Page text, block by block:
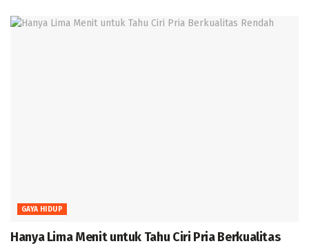
GAYA HIDUP
Hanya Lima Menit untuk Tahu Ciri Pria Berkualitas